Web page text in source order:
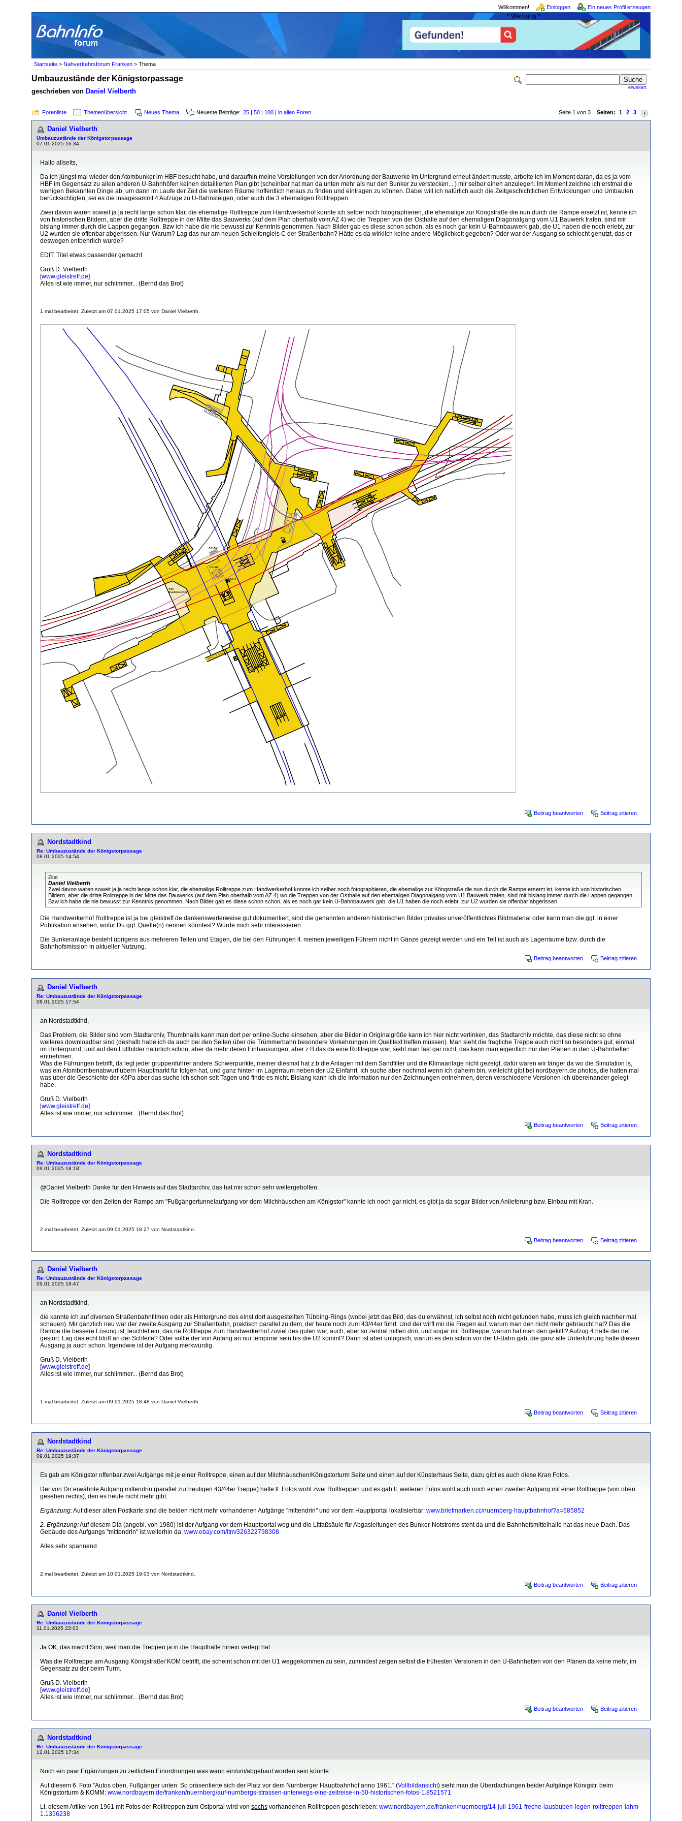
Willkommen! Einloggen Ein neues Profil erzeugen
* Werbung *
Startseite > Nahverkehrsforum Franken > Thema
erweitert
Umbauzustände der Königstorpassage
geschrieben von Daniel Vielberth
Forenliste Themenübersicht Neues Thema Neueste Beiträge: 25 | 50 | 100 | in allen Foren Seite 1 von 3 Seiten: 1 2 3
Daniel Vielberth
Umbauzustände der Königstorpassage
07.01.2025 16:34
Hallo allseits,
Da ich jüngst mal wieder den Atombunker im HBF besucht habe, und daraufhin meine Vorstellungen von der Anordnung der Bauwerke im Untergrund erneut ändert musste, arbeite ich im Moment daran, da es ja vom
HBF im Gegensatz zu allen anderen U-Bahnhöfen keinen detaillierten Plan gibt (scheinbar hat man da unten mehr als nur den Bunker zu verstecken....) mir selber einen anzulegen. Im Moment zeichne ich erstmal die
wenigen Bekannten Dinge ab, um dann im Laufe der Zeit die weiteren Räume hoffentlich heraus zu finden und eintragen zu können. Dabei will ich natürlich auch die Zeitgeschichtlichen Entwicklungen und Umbauten
berücksichtigten, sei es die insagesammt 4 Aufzüge zu U-Bahnsteigen, oder auch die 3 ehemaligen Rolltreppen.
Zwei davon waren soweit ja ja recht lange schon klar, die ehemalige Rolltreppe zum Handwerkerhof konnte ich selber noch fotographieren, die ehemalige zur Köngstraße die nun durch die Rampe ersetzt ist, kenne ich
von historischen Bildern, aber die dritte Rolltreppe in der Mitte das Bauwerks (auf dem Plan oberhalb vom AZ 4) wo die Treppen von der Osthalle auf den ehemaligen Diagonalgang vom U1 Bauwerk trafen, sind mir
bislang immer durch die Lappen gegangen. Bzw ich habe die nie bewusst zur Kenntnis genommen. Nach Bilder gab es diese schon schon, als es noch gar kein U-Bahnbauwerk gab, die U1 haben die noch erlebt, zur
U2 wurden sie offenbar abgerissen. Nur Warum? Lag das nur am neuen Schleifengleis C der Straßenbahn? Hätte es da wirklich keine andere Möglichkeit gegeben? Oder war der Ausgang so schlecht genutzt, das er
deswegen entbehrlich wurde?
EDIT: Titel etwas passender gemacht
Gruß D. Vielberth
[www.gleistreff.de]
Alles ist wie immer, nur schlimmer... (Bernd das Brot)
1 mal bearbeitet. Zuletzt am 07.01.2025 17:05 von Daniel Vielberth.
Beitrag beantworten Beitrag zitieren
Nordstadtkind
Re: Umbauzustände der Königstorpassage
08.01.2025 14:54
Zitat
Daniel Vielberth
Zwei davon waren soweit ja ja recht lange schon klar, die ehemalige Rolltreppe zum Handwerkerhof konnte ich selber noch fotographieren, die ehemalige zur Köngstraße die nun durch die Rampe ersetzt ist, kenne ich von historischen
Bildern, aber die dritte Rolltreppe in der Mitte das Bauwerks (auf dem Plan oberhalb vom AZ 4) wo die Treppen von der Osthalle auf den ehemaligen Diagonalgang vom U1 Bauwerk trafen, sind mir bislang immer durch die Lappen gegangen.
Bzw ich habe die nie bewusst zur Kenntnis genommen. Nach Bilder gab es diese schon schon, als es noch gar kein U-Bahnbauwerk gab, die U1 haben die noch erlebt, zur U2 wurden sie offenbar abgerissen.
Die Handwerkerhof Rolltreppe ist ja bei gleistreff.de dankenswerterweise gut dokumentiert, sind die genannten anderen historischen Bilder privates unveröffentlichtes Bildmaterial oder kann man die ggf. in einer
Publikation ansehen, wofür Du ggf. Quelle(n) nennen könntest? Würde mich sehr interessieren.
Die Bunkeranlage besteht übrigens aus mehreren Teilen und Etagen, die bei den Führungen lt. meinen jeweiligen Führern nicht in Gänze gezeigt werden und ein Teil ist auch als Lagerräume bzw. durch die
Bahnhofsmission in aktueller Nutzung.
Beitrag beantworten Beitrag zitieren
Daniel Vielberth
Re: Umbauzustände der Königstorpassage
08.01.2025 17:54
an Nordstadtkind,
Das Problem, die Bilder sind vom Stadtarchiv, Thumbnails kann man dort per online-Suche einsehen, aber die Bilder in Originalgröße kann ich hier nicht verlinken, das Stadtarchiv möchte, das diese nicht so ohne
weiteres downloadbar sind (deshalb habe ich da auch bei den Seiten über die Trümmerbahn besondere Vorkehrungen im Quelltext treffen müssen). Man sieht die fragliche Treppe auch nicht so besonders gut, einmal
im Hintergrund, und auf den Luftbilder natürlich schon, aber da mehr deren Einhausungen, aber z.B das da eine Rolltreppe war, sieht man fast gar nicht, das kann man eigentlich nur den Plänen in den U-Bahnheften
entnehmen.
Was die Führungen betrifft, da legt jeder gruppenführer andere Schwerpunkte, meiner diesmal hat z.b die Anlagen mit dem Sandfilter und die Klimaanlage nicht gezeigt, dafür waren wir länger da wo die Simulation is,
was ein Atombombenabwurf übern Hauptmarkt für folgen hat, und ganz hinten im Lagerraum neben der U2 Einfahrt. Ich suche aber nochmal wenn ich daheim bin, vielleicht gibt bei nordbayern.de photos, die hatten mal
was über die Geschichte der KöPa aber das suche ich schon seit Tagen und finde es nicht. Bislang kann ich die Information nur den Zeichnungen entnehmen, deren verschiedene Versionen ich übereinander gelegt
habe.
Gruß D. Vielberth
[www.gleistreff.de]
Alles ist wie immer, nur schlimmer... (Bernd das Brot)
Beitrag beantworten Beitrag zitieren
Nordstadtkind
Re: Umbauzustände der Königstorpassage
09.01.2025 18:18
@Daniel Vielberth Danke für den Hinweis auf das Stadtarchiv, das hat mir schon sehr weitergeholfen.
Die Rolltreppe vor den Zeiten der Rampe am "Fußgängertunnelaufgang vor dem Milchhäuschen am Königstor" kannte ich noch gar nicht, es gibt ja da sogar Bilder von Anlieferung bzw. Einbau mit Kran.
2 mal bearbeitet. Zuletzt am 09.01.2025 18:27 von Nordstadtkind.
Beitrag beantworten Beitrag zitieren
Daniel Vielberth
Re: Umbauzustände der Königstorpassage
09.01.2025 18:47
an Nordstadtkind,
die kannte ich auf diversen Straßenbahnfilmen oder als Hintergrund des einst dort ausgestellten Tübbing-Rings (wobei jetzt das Bild, das du erwähnst, ich selbst noch nicht gefunden habe, muss ich gleich nachher mal
schauen). Mir gänzlich neu war der zweite Ausgang zur Straßenbahn, praktisch parallel zu dem, der heute noch zum 43/44er führt. Und der wirft mir die Fragen auf, warum man den nicht mehr gebraucht hat? Das die
Rampe die bessere Lösung ist, leuchtet ein, das ne Rolltreppe zum Handwerkerhof zuviel des guten war, auch, aber so zentral mitten drin, und sogar mit Rolltreppe, warum hat man den gekillt? Aufzug 4 hätte der net
gestört. Lag das echt bloß an der Schleife? Oder sollte der von Anfang an nur temporär sein bis die U2 kommt? Dann ist aber unlogisch, warum es den schon vor der U-Bahn gab, die ganz alte Unterführung hatte diesen
Ausgang ja auch schon. Irgendwie ist der Aufgang merkwürdig.
Gruß D. Vielberth
[www.gleistreff.de]
Alles ist wie immer, nur schlimmer... (Bernd das Brot)
1 mal bearbeitet. Zuletzt am 09.01.2025 18:48 von Daniel Vielberth.
Beitrag beantworten Beitrag zitieren
Nordstadtkind
Re: Umbauzustände der Königstorpassage
09.01.2025 19:37
Es gab am Königstor offenbar zwei Aufgänge mit je einer Rolltreppe, einen auf der Milchhäuschen/Königstorturm Seite und einen auf der Künsterhaus Seite, dazu gibt es auch diese Kran Fotos.
Der von Dir erwähnte Aufgang mittendrin (parallel zur heutigen 43/44er Treppe) hatte lt. Fotos wohl zwei Rolltreppen und es gab lt. weiteren Fotos wohl auch noch einen zweiten Aufgang mit einer Rolltreppe (von oben
gesehen rechts), den es heute nicht mehr gibt.
Ergänzung:Auf dieser alten Postkarte sind die beiden nicht mehr vorhandenen Aufgänge "mittendrin" und vor dem Hauptportal lokalisierbar: www.briefmarken.cc/nuernberg-hauptbahnhof?a=685852
2. Ergänzung:Auf diesem Dia (angebl. von 1980) ist der Aufgang vor dem Hauptportal weg und die Litfaßsäule für Abgasleitungen des Bunker-Notstroms steht da und die Bahnhofsmittelhalle hat das neue Dach. Das
Gebäude des Aufgangs "mittendrin" ist weiterhin da: www.ebay.com/itm/326322798308
Alles sehr spannend.
2 mal bearbeitet. Zuletzt am 10.01.2025 19:03 von Nordstadtkind.
Beitrag beantworten Beitrag zitieren
Daniel Vielberth
Re: Umbauzustände der Königstorpassage
11.01.2025 22:03
Ja OK, das macht Sinn, weil man die Treppen ja in die Haupthalle hinein verlegt hat.
Was die Rolltreppe am Ausgang Königstraße/ KOM betrifft, die scheint schon mit der U1 weggekommen zu sein, zumindest zeigen selbst die frühesten Versionen in den U-Bahnheften von den Plänen da keine mehr, im
Gegensatz zu der beim Turm.
Gruß D. Vielberth
[www.gleistreff.de]
Alles ist wie immer, nur schlimmer... (Bernd das Brot)
Beitrag beantworten Beitrag zitieren
Nordstadtkind
Re: Umbauzustände der Königstorpassage
12.01.2025 17:34
Noch ein paar Ergänzungen zu zeitlichen Einordnungen was wann ein/um/abgebaut worden sein könnte:
Auf diesem 6. Foto "Autos oben, Fußgänger unten: So präsentierte sich der Platz vor dem Nürnberger Hauptbahnhof anno 1961." (Vollbildansicht) sieht man die Überdachungen beider Aufgänge Königstr. beim
Königstorturm & KOMM: www.nordbayern.de/franken/nuernberg/auf-nurnbergs-strassen-unterwegs-eine-zeitreise-in-50-historischen-fotos-1.8521571
Lt. diesem Artikel von 1961 mit Fotos der Rolltreppen zum Ostportal wird von sechs vorhandenen Rolltreppen geschrieben: www.nordbayern.de/franken/nuernberg/14-juli-1961-freche-lausbuben-legen-rolltreppen-lahm-
1.1356238